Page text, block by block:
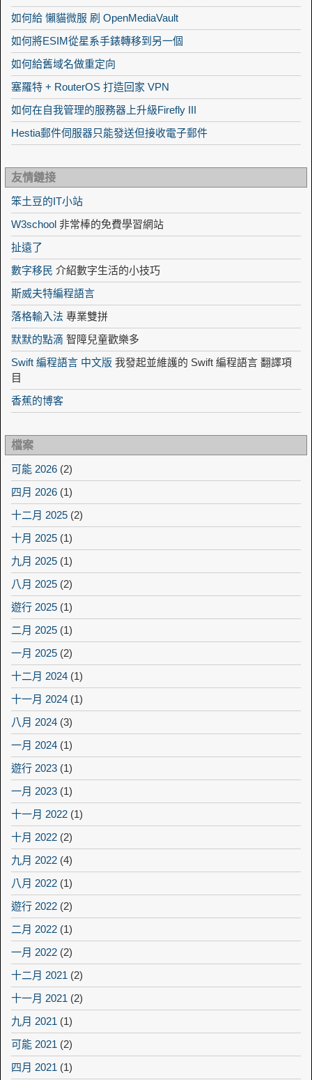
如何給 懶貓微服 刷 OpenMediaVault
如何將ESIM從星系手錶轉移到另一個
如何給舊域名做重定向
塞羅特 + RouterOS 打造回家 VPN
如何在自我管理的服務器上升級Firefly III
Hestia郵件伺服器只能發送但接收電子郵件
友情鏈接
笨土豆的IT小站
W3school 非常棒的免費學習網站
扯遠了
數字移民 介紹數字生活的小技巧
斯威夫特編程語言
落格輸入法 專業雙拼
默默的點滴 智障兒童歡樂多
Swift 編程語言 中文版 我發起並維護的 Swift 編程語言 翻譯項
目
香蕉的博客
檔案
可能 2026 (2)
四月 2026 (1)
十二月 2025 (2)
十月 2025 (1)
九月 2025 (1)
八月 2025 (2)
遊行 2025 (1)
二月 2025 (1)
一月 2025 (2)
十二月 2024 (1)
十一月 2024 (1)
八月 2024 (3)
一月 2024 (1)
遊行 2023 (1)
一月 2023 (1)
十一月 2022 (1)
十月 2022 (2)
九月 2022 (4)
八月 2022 (1)
遊行 2022 (2)
二月 2022 (1)
一月 2022 (2)
十二月 2021 (2)
十一月 2021 (2)
九月 2021 (1)
可能 2021 (2)
四月 2021 (1)